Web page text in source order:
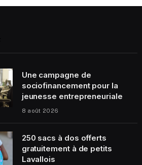
Une campagne de
sociofinancement pour la
jeunesse entrepreneuriale
8 août 2026
250 sacs à dos offerts
gratuitement à de petits
Lavallois